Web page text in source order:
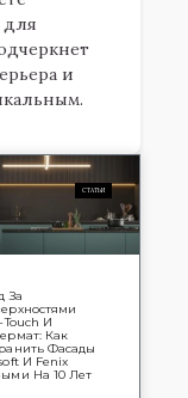
для
и
СТАТЬИ
За
Touch И
Как
Фасады
И Fenix
На 10 Лет